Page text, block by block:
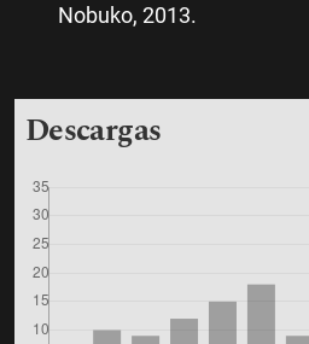
Nobuko, 2013.
Descargas